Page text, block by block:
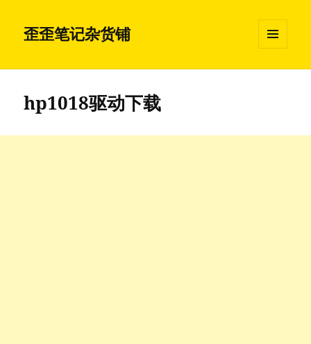
歪歪笔记杂货铺
挂件
hp1018驱动下载